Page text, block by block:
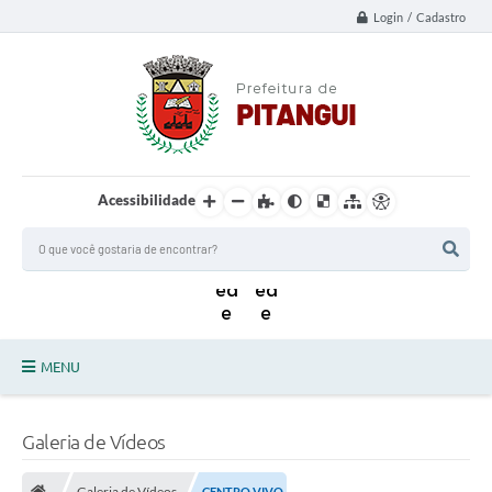
Login / Cadastro
Acessibilidade
MENU
Galeria de Vídeos